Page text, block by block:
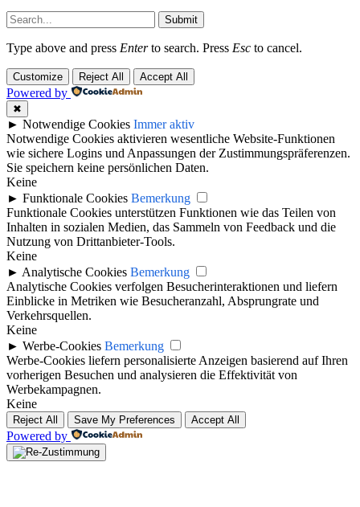
Submit
Type above and press Enterto search. Press Esc to cancel.
Customize Reject All Accept All
Powered by
✖
► Notwendige Cookies Immer aktiv
Notwendige Cookies aktivieren wesentliche Website-Funktionen
wie sichere Logins und Anpassungen der Zustimmungspräferenzen.
Sie speichern keine persönlichen Daten.
Keine
► Funktionale Cookies Bemerkung
Funktionale Cookies unterstützen Funktionen wie das Teilen von
Inhalten in sozialen Medien, das Sammeln von Feedback und die
Nutzung von Drittanbieter-Tools.
Keine
► Analytische Cookies Bemerkung
Analytische Cookies verfolgen Besucherinteraktionen und liefern
Einblicke in Metriken wie Besucheranzahl, Absprungrate und
Verkehrsquellen.
Keine
► Werbe-Cookies Bemerkung
Werbe-Cookies liefern personalisierte Anzeigen basierend auf Ihren
vorherigen Besuchen und analysieren die Effektivität von
Werbekampagnen.
Keine
Reject All Save My Preferences Accept All
Powered by